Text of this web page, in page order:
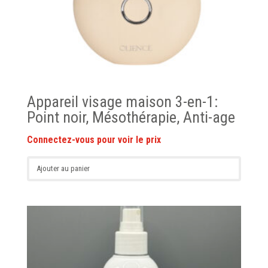
Appareil visage maison 3-en-1:
Point noir, Mésothérapie, Anti-age
Ajouter au panier